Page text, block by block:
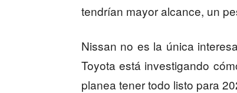
tendrían mayor alcance, un
Nissan no es la única
Toyota está investigando
planea tener todo listo para